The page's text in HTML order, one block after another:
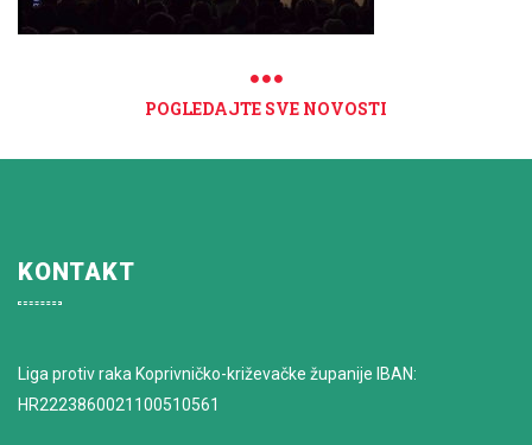
POGLEDAJTE SVE NOVOSTI
KONTAKT
Liga protiv raka Koprivničko-križevačke županije IBAN:
HR2223860021100510561